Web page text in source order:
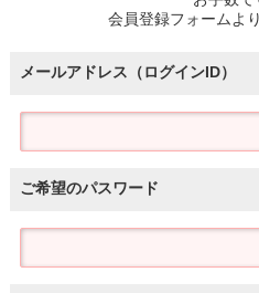
会員登録フォームよ
メールアドレス（ログインID）
ご希望のパスワード